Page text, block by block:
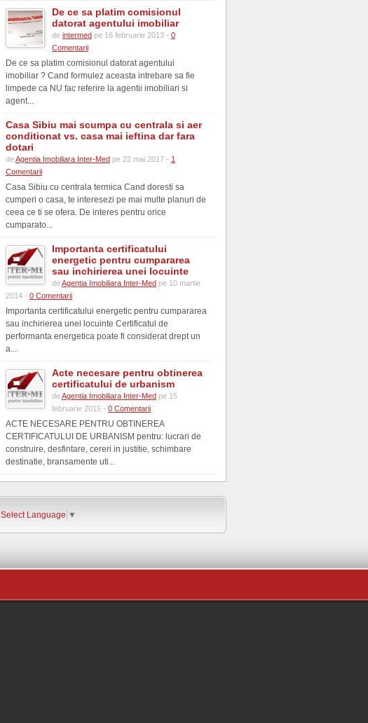
De ce sa platim comisionul
datorat agentului imobiliar
de intermed pe 16 februarie 2013 - 0
Comentarii
De ce sa platim comisionul datorat agentului
imobiliar ? Cand formulez aceasta intrebare sa fie
limpede ca NU fac referire la agentii imobiliari si
agent...
Casa Sibiu mai scumpa cu centrala si aer
conditionat vs. casa mai ieftina dar fara
dotari
deAgentia Imobiliara Inter-Med pe 22 mai 2017 - 1
Comentarii
Casa Sibiu cu centrala termica Cand doresti sa
cumperi o casa, te interesezi pe mai multe planuri de
ceea ce ti se ofera. De interes pentru orice
cumparato...
Importanta certificatului
energetic pentru cumpararea
sau inchirierea unei locuinte
deAgentia Imobiliara Inter-Med pe 10 martie
2014 - 0 Comentarii
Importanta certificatului energetic pentru cumpararea
sau inchirierea unei locuinte Certificatul de
performanta energetica poate fi considerat drept un
a...
Acte necesare pentru obtinerea
certificatului de urbanism
deAgentia Imobiliara Inter-Med pe 15
februarie 2015 - 0 Comentarii
ACTE NECESARE PENTRU OBTINEREA
CERTIFICATULUI DE URBANISM pentru: lucrari de
construire, desfintare, cereri in justitie, schimbare
destinatie, bransamente uti...
Select Language ▼